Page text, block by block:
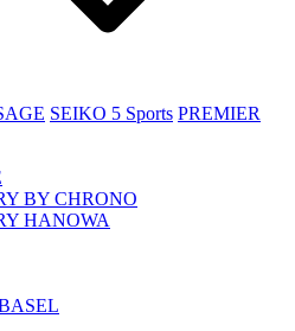
SEIKO 5 Sports PREMIER
BY CHRONO
HANOWA